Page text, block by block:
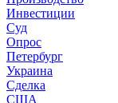
Инвестиции
Суд
Опрос
Петербург
Украина
Сделка
США